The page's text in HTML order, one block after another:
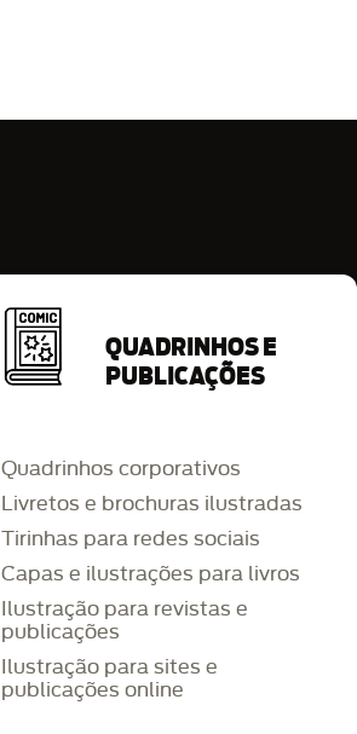
QUADRINHOS E
PUBLICAÇÕES
Quadrinhos corporativos
Livretos e brochuras ilustradas
Tirinhas para redes sociais
Capas e ilustrações para livros
Ilustração para revistas e
publicações
Ilustração para sites e
publicações online